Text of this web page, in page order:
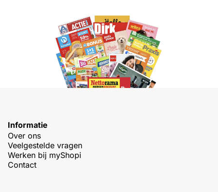
Informatie
Over ons
Veelgestelde vragen
Werken bij myShopi
Contact